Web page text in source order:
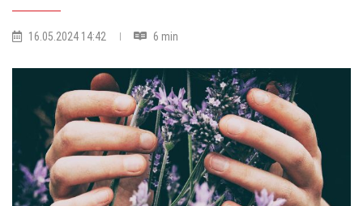
16.05.2024 14:42 6 min